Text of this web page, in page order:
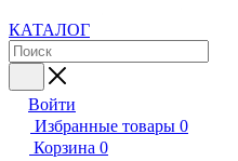
КАТАЛОГ
Войти
Избранные товары 0
Корзина 0